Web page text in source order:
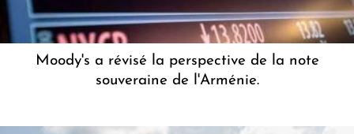
Moody's a révisé la perspective de la note
souveraine de l'Arménie.